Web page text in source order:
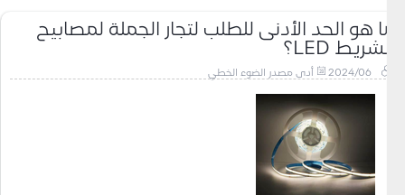
ما هو الحد الأدنى للطلب لتجار الجملة لمصابيح
الشريط LED؟
2024/06 أدى مصدر الضوء الخطي